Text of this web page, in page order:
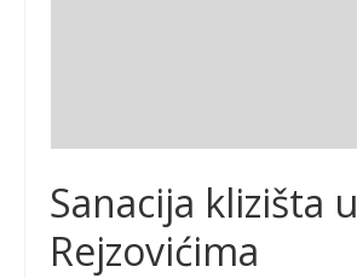
Sanacija klizišta u
Rejzovićima